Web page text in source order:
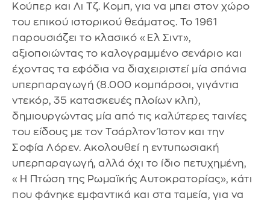
Κούπερ και Λι Τζ. Κομπ, για να μπει στον χώρο
του επικού ιστορικού θεάματος. Το 1961
παρουσιάζει το κλασικό «Ελ Σιντ»,
αξιοποιώντας το καλογραμμένο σενάριο και
έχοντας τα εφόδια να διαχειριστεί μία σπάνια
υπερπαραγωγή (8.000 κομπάρσοι, γιγάντια
ντεκόρ, 35 κατασκευές πλοίων κλπ),
δημιουργώντας μία από τις καλύτερες ταινίες
του είδους με τον Τσάρλτον Ίστον και την
Σοφία Λόρεν. Ακολουθεί η εντυπωσιακή
υπερπαραγωγή, αλλά όχι το ίδιο πετυχημένη,
«Η Πτώση της Ρωμαϊκής Αυτοκρατορίας», κάτι
που φάνηκε εμφαντικά και στα ταμεία, για να